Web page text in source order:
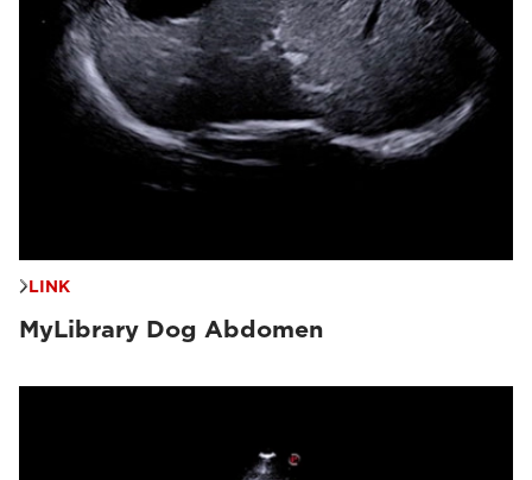
LINK
MyLibrary Dog Abdomen